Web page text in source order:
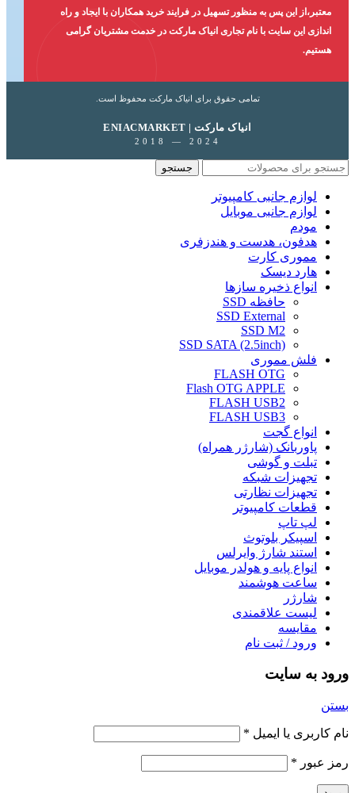
معتبر،از این پس به منظور تسهیل در فرایند خرید همکاران با ایجاد و راه
اندازی این سایت با نام تجاری انیاک مارکت در خدمت مشتریان گرامی
هستیم.
تمامی حقوق برای انیاک مارکت محفوظ است.
ENIACMARKET | انیاک مارکت
2018 — 2024
جستجو
لوازم جانبی کامپیوتر
لوازم جانبی موبایل
مودم
هدفون، هدست و هندزفری
مموری کارت
هارد دیسک
انواع ذخیره سازها
حافظه SSD
SSD External
SSD M2
SSD SATA (2.5inch)
فلش مموری
FLASH OTG
Flash OTG APPLE
FLASH USB2
FLASH USB3
انواع گجت
پاوربانک (شارژر همراه)
تبلت و گوشی
تجهیزات شبکه
تجهیزات نظارتی
قطعات کامپیوتر
لپ تاپ
اسپیکر بلوتوث
استند شارژ وایرلس
انواع پایه و هولدر موبایل
ساعت هوشمند
شارژر
لیست علاقمندی
مقایسه
ورود / ثبت نام
ورود به سایت
بستن
نام کاربری یا ایمیل *
رمز عبور *